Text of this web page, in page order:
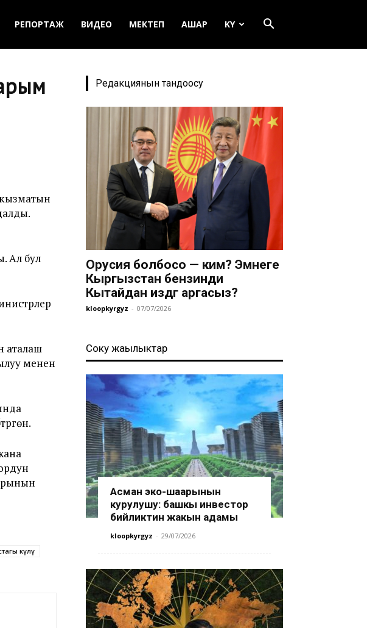
РЕПОРТАЖ ВИДЕО МЕКТЕП АШАР KY
кызматын
Ал бул
аталаш
менен
өкүлү
Редакциянын тандоосу
Орусия болбосо — ким? Эмнеге
Кыргызстан бензинди
Кытайдан издөөгө аргасыз?
kloopkyrgyz - 07/07/2026
Соңку жаңылыктар
Асман эко-шаарынын
курулушу: башкы инвестор
бийликтин жакын адамы
kloopkyrgyz - 29/07/2026